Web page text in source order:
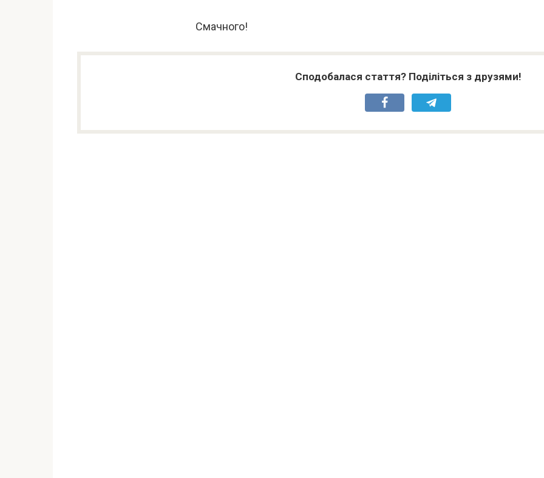
Смачного!
Сподобалася стаття? Поділіться з друзями!